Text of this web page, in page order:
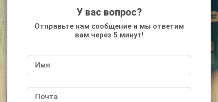
У вас вопрос?
Отправьте нам сообщение и мы ответим
вам через 5 минут!